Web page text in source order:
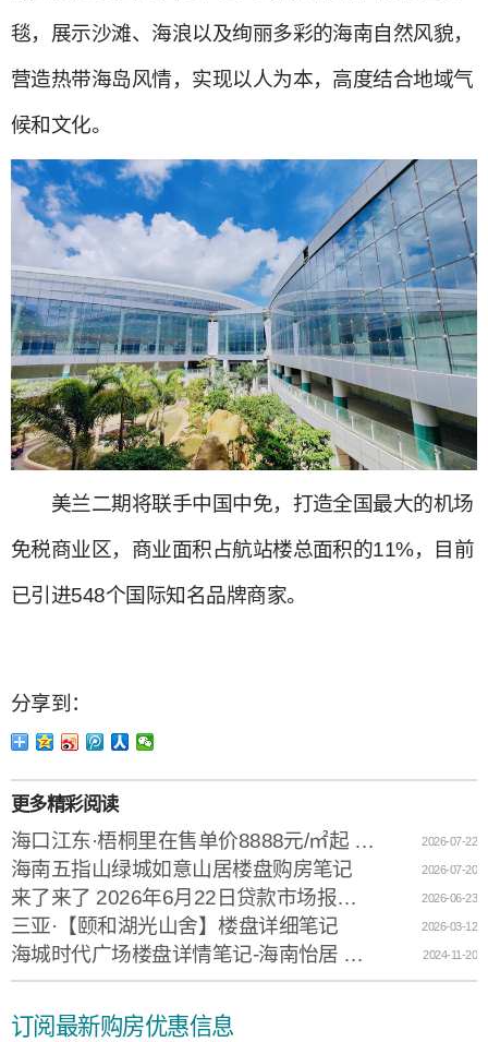
毯，展示沙滩、海浪以及绚丽多彩的海南自然风貌，
营造热带海岛风情，实现以人为本，高度结合地域气
候和文化。
美兰二期将联手中国中免，打造全国最大的机场
免税商业区，商业面积占航站楼总面积的11%，目前
已引进548个国际知名品牌商家。
分享到：
更多精彩阅读
海口江东·梧桐里在售单价8888元/㎡起 售楼电话：0898-66671200 2026-07-22
海南五指山绿城如意山居楼盘购房笔记 2026-07-20
来了来了 2026年6月22日贷款市场报价利率（LPR） 2026-06-23
三亚·【颐和湖光山舍】楼盘详细笔记 2026-03-12
海城时代广场楼盘详情笔记-海南怡居 只选中心 2024-11-20
订阅最新购房优惠信息